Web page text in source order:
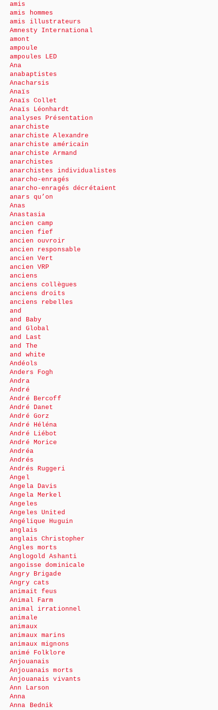
amis
amis hommes
amis illustrateurs
Amnesty International
amont
ampoule
ampoules LED
Ana
anabaptistes
Anacharsis
Anaïs
Anaïs Collet
Anaïs Léonhardt
analyses Présentation
anarchiste
anarchiste Alexandre
anarchiste américain
anarchiste Armand
anarchistes
anarchistes individualistes
anarcho-enragés
anarcho-enragés décrétaient
anars qu’on
Anas
Anastasia
ancien camp
ancien fief
ancien ouvroir
ancien responsable
ancien Vert
ancien VRP
anciens
anciens collègues
anciens droits
anciens rebelles
and
and Baby
and Global
and Last
and The
and white
Andéols
Anders Fogh
Andra
André
André Bercoff
André Danet
André Gorz
André Héléna
André Liébot
André Morice
Andréa
Andrés
Andrés Ruggeri
Angel
Angela Davis
Angela Merkel
Angeles
Angeles United
Angélique Huguin
anglais
anglais Christopher
Angles morts
Anglogold Ashanti
angoisse dominicale
Angry Brigade
Angry cats
animait feus
Animal Farm
animal irrationnel
animale
animaux
animaux marins
animaux mignons
animé Folklore
Anjouanais
Anjouanais morts
Anjouanais vivants
Ann Larson
Anna
Anna Bednik